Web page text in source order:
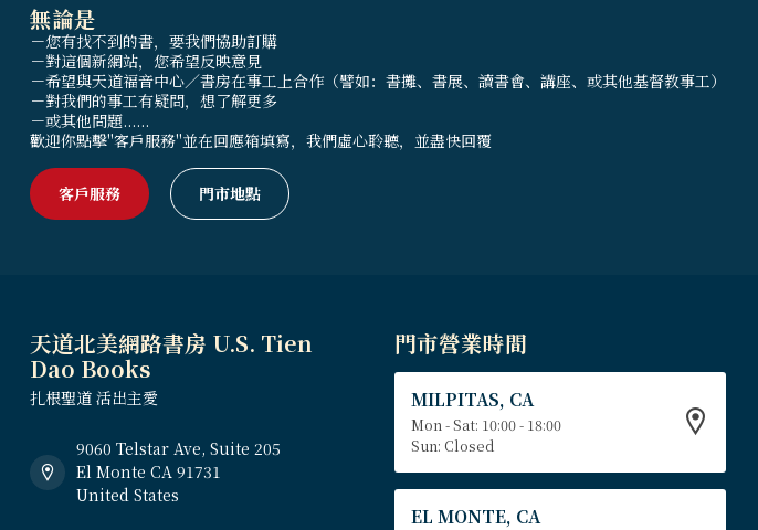
無論是
－您有找不到的書，要我們協助訂購
－對這個新網站，您希望反映意見
－希望與天道福音中心／書房在事工上合作（譬如：書攤、書展、讀書會、講座、或其他基督教事工）
－對我們的事工有疑問，想了解更多
－或其他問題......
歡迎你點擊"客戶服務"並在回應箱填寫，我們虛心聆聽，並盡快回覆
客戶服務 門市地點
天道北美網路書房 U.S. Tien
Dao Books
扎根聖道 活出主愛
9060 Telstar Ave, Suite 205
El Monte CA 91731
United States
門市營業時間
MILPITAS, CA
Mon - Sat: 10:00 - 18:00
Sun: Closed
EL MONTE, CA